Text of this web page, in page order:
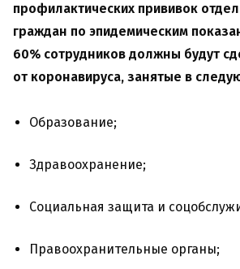
профилактических прививок
граждан по эпидемическим
60% сотрудников должны будут
от коронавируса, занятые в
Образование;
Здравоохранение;
Социальная защита и
Правоохранительные органы;